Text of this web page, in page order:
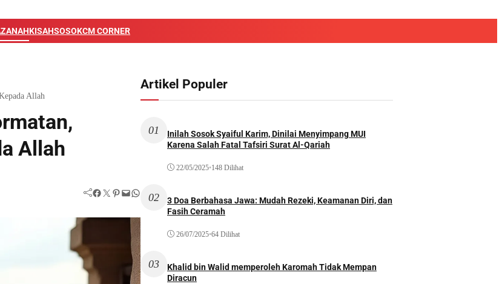
KISAHSOSOKCM CORNER
Allah
Allah
Facebook Twitter Pinterest Mail WhatsApp
Artikel Populer
01
Inilah Sosok Syaiful Karim, Dinilai Menyimpang MUI
Karena Salah Fatal Tafsiri Surat Al-Qariah
22/05/2025•148 Dilihat
02
3 Doa Berbahasa Jawa: Mudah Rezeki, Keamanan Diri, dan
Fasih Ceramah
26/07/2025•64 Dilihat
03
Khalid bin Walid memperoleh Karomah Tidak Mempan
Diracun